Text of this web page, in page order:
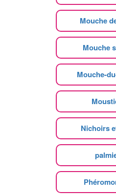
Mouche
Mouche
Mouche-
Nichoirs